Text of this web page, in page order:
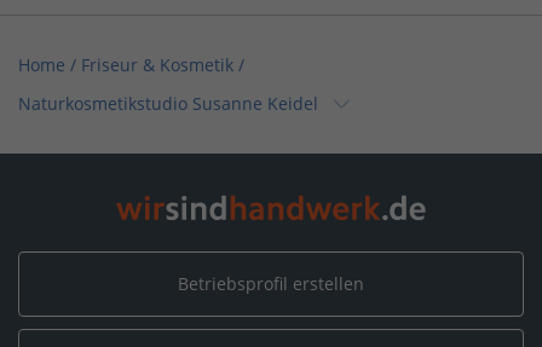
Home / Friseur & Kosmetik /
Naturkosmetikstudio Susanne Keidel
Home / Bremen / Bremen /
Naturkosmetikstudio Susanne Keidel
Betriebsprofil erstellen